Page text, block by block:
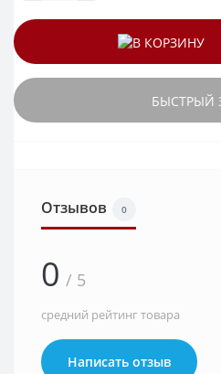
БЫСТРЫЙ
Отзывов 0
0 / 5
средний рейтинг товара
Написать отзыв